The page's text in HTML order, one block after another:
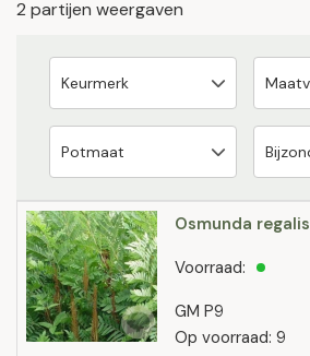
2 partijen weergaven
Osmunda regalis
GM P9
Op voorraad: 9
Voorraad: